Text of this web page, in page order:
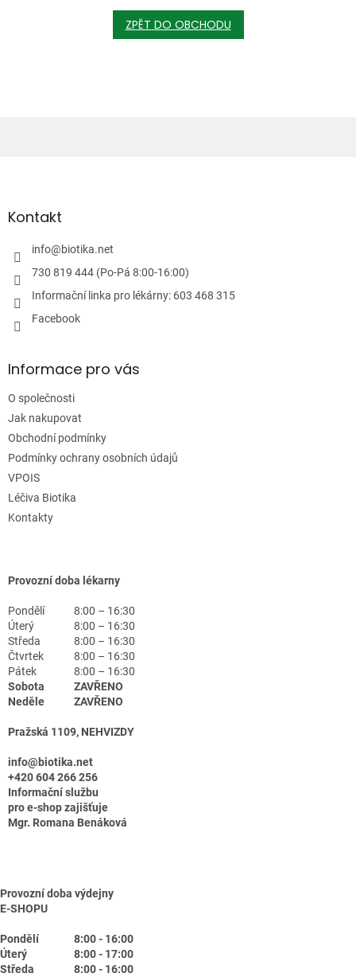
ZPĚT DO OBCHODU
aKontakt
info@biotika.net
730 819 444 (Po-Pá 8:00-16:00)
Informační linka pro lékárny: 603 468 315
Facebook
Informace pro vás
O společnosti
Jak nakupovat
Obchodní podmínky
Podmínky ochrany osobních údajů
VPOIS
Léčiva Biotika
Kontakty
Provozní doba lékarny
Pondělí
8:00 – 16:30
Úterý
8:00 – 16:30
Středa
8:00 – 16:30
Čtvrtek
8:00 – 16:30
Pátek
8:00 – 16:30
Sobota
ZAVŘENO
Neděle
ZAVŘENO
Pražská 1109, NEHVIZDY
info@biotika.net
+420 604 266 256
Informační službu
pro e-shop zajišťuje
Mgr. Romana Benáková
Provozní doba výdejny
E-SHOPU
Pondělí
8:00 - 16:00
Úterý
8:00 - 17:00
Středa
8:00 - 16:00